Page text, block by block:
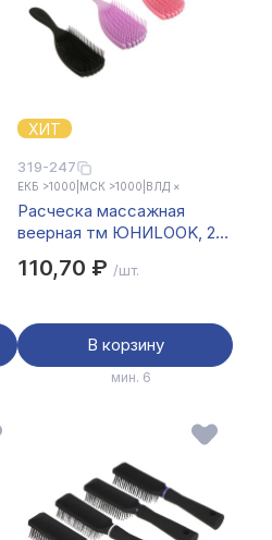
ХИТ
319-247
ЕКБ >1000 МСК >1000 ВЛД ×
Расческа массажная
веерная тм ЮНИLOOK, 23
110,70 ₽ /шт.
В корзину
мин. 6